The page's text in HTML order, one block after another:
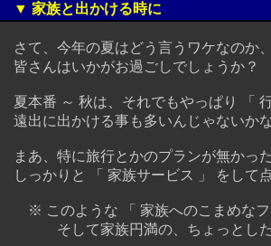
▼ 家族と出かける時に
さて、今年の夏はどう言うワケなのか
皆さんはいかがお過ごしでしょうか
夏本番 ～ 秋は、それでもやっぱり 「
遠出に出かける事も多いんじゃないか
まあ、特に旅行とかのプランが無かっ
しっかりと 「 家族サービス 」 をして
※ このような 「 家族へのこまめなフ
そして家族円満の、ちょっとした